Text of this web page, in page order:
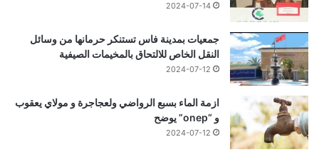
2024-07-14
جمعيات بمدينة فاس تستنكر حرمانها من وسائل
النقل الخاص للالتحاق بالمخيمات الصيفية
2024-07-12
ازمة الماء بسبع الرواضي ولعجاجرة و مولاي يعقوب
و “onep” يوضح
2024-07-12